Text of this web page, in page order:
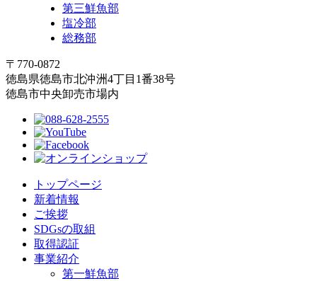
第三鮮魚部
塩冷部
総務部
〒770-0872
徳島県徳島市北沖洲4丁目1番38号
徳島市中央卸売市場内
トップページ
新着情報
ご挨拶
SDGsの取組
取得認証
事業紹介
第一鮮魚部